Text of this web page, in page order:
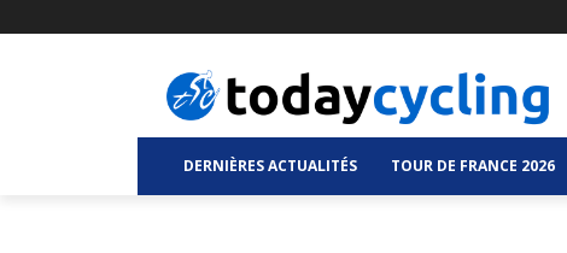
DERNIÈRES ACTUALITÉS TOUR DE FRANCE 2026